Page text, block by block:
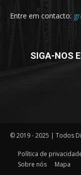
Entre em contacto:
SIGA-NOS
© 2019 - 2025 | Todos
Política de
Sobre nós
Mapa